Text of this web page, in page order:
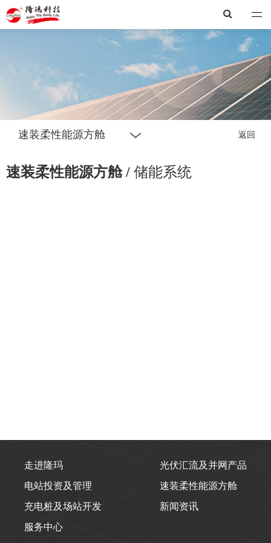
隆玛
速装柔性能源方舱 返回
速装柔性能源方舱 / 储能系统
走进隆玛
光伏汇流及并网产品
电站投资及管理
速装柔性能源方舱
充电桩及场站开发
新闻资讯
服务中心